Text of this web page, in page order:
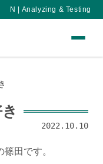
N | Analyzing & Testing
2022.10.10
田です。